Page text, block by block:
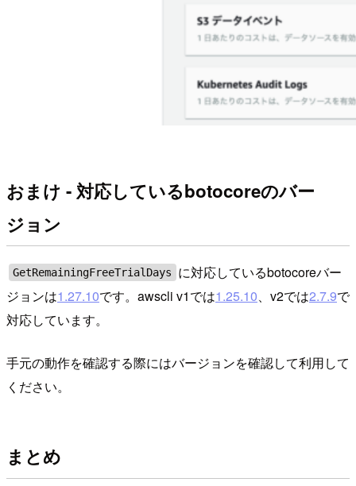
おまけ - 対応しているbotocoreのバー
ジョン
GetRemainingFreeTrialDays
に対応しているbotocoreバー
ジョンは1.27.10です。awscli v1では1.25.10、v2では2.7.9で
対応しています。
手元の動作を確認する際にはバージョンを確認して利用して
ください。
まとめ